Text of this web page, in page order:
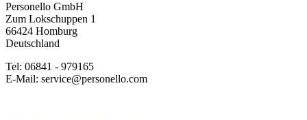
Personello GmbH
Zum Lokschuppen 1
66424 Homburg
Deutschland
Tel: 06841 - 979165
E-Mail: service@personello.com